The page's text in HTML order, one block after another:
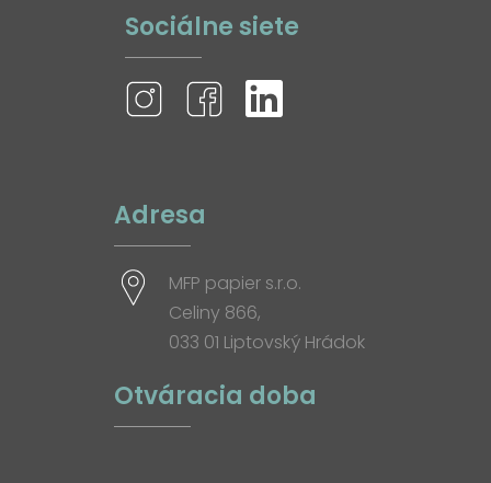
Sociálne siete
Adresa
MFP papier s.r.o.
Celiny 866,
033 01 Liptovský Hrádok
Otváracia doba